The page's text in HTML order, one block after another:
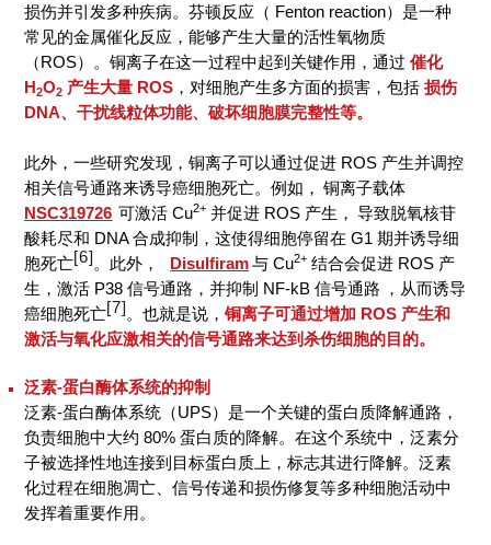
损伤并引发多种疾病。芬顿反应（ Fenton reaction）是一种
常见的金属催化反应，能够产生大量的活性氧物质
（ROS）。铜离子在这一过程中起到关键作用，通过催化
H2O2 产生大量 ROS ，对细胞产生多方面的损害，包括损伤
DNA、干扰线粒体功能、破坏细胞膜完整性等。
此外，一些研究发现，铜离子可以通过促进 ROS 产生并调控
相关信号通路来诱导癌细胞死亡。例如， 铜离子载体
NSC319726 可激活 Cu2+ 并促进 ROS 产生， 导致脱氧核苷
酸耗尽和 DNA 合成抑制，这使得细胞停留在 G1 期并诱导细
胞死亡[6]。此外， Disulfiram与 Cu2+ 结合会促进 ROS 产
生，激活 P38 信号通路，并抑制 NF-kB 信号通路 ，从而诱导
癌细胞死亡[7]。也就是说，铜离子可通过增加 ROS 产生和
激活与氧化应激相关的信号通路来达到杀伤细胞的目的。
泛素-蛋白酶体系统的抑制
泛素-蛋白酶体系统（UPS）是一个关键的蛋白质降解通路，
负责细胞中大约 80% 蛋白质的降解。在这个系统中，泛素分
子被选择性地连接到目标蛋白质上，标志其进行降解。泛素
化过程在细胞凋亡、信号传递和损伤修复等多种细胞活动中
发挥着重要作用。